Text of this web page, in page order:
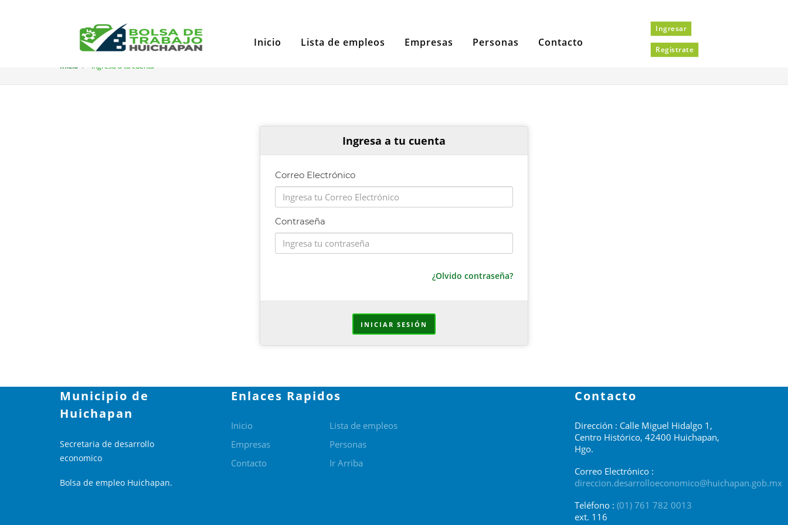
Inicio Lista de empleos Empresas Personas Contacto
Ingresar
Registrate
Inicio
Ingresa a tu cuenta
Ingresa a tu cuenta
Correo Electrónico
Contraseña
¿Olvido contraseña?
INICIAR SESIÓN
Municipio de
Huichapan
Secretaria de desarrollo
economico
Bolsa de empleo Huichapan.
Enlaces Rapidos
Inicio
Lista de empleos
Empresas
Personas
Contacto
Ir Arriba
Contacto
Dirección : Calle Miguel Hidalgo 1,
Centro Histórico, 42400 Huichapan,
Hgo.
Correo Electrónico :
direccion.desarrolloeconomico@huichapan.gob.mx
Teléfono : (01) 761 782 0013
ext. 116